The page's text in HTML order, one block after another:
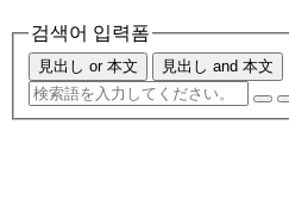
검색어 입력폼
見出し or 本文 見出し and 本文